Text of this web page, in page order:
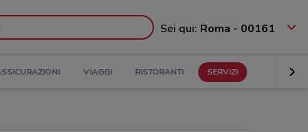
Sei qui: Roma - 00161
VIAGGI RISTORANTI SERVIZI